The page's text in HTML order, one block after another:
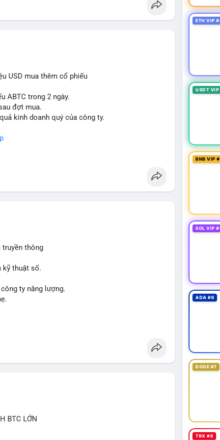
USD mua thêm cổ phiếu
ABTC trong 2 ngày.
đợt mua.
kinh doanh quý của công ty.
truyền thông
kỹ thuật số.
ty năng lượng.
BTC LỚN
ETH VIP
USDT
BNB VIP
SOL VIP
ADA #6
DOGE #7
TRX #8